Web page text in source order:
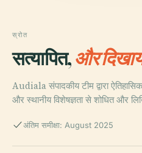
स्रोत
सत्यापित,और
Audiala संपादकीय टीम द्वारा
और स्थानीय विशेषज्ञता से शोधित और
अंतिम समीक्षा: August 2025